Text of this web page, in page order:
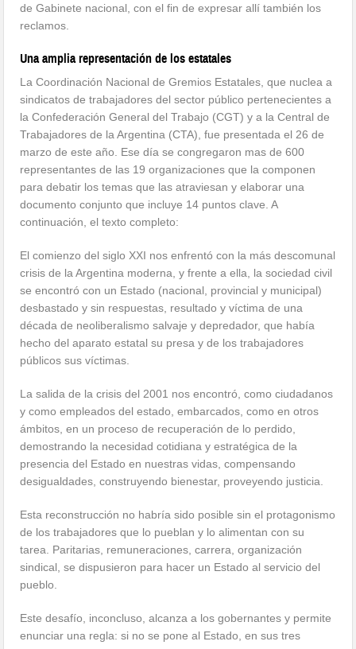
de Gabinete nacional, con el fin de expresar allí también los
reclamos.
Una amplia representación de los estatales
La Coordinación Nacional de Gremios Estatales, que nuclea a
sindicatos de trabajadores del sector público pertenecientes a
la Confederación General del Trabajo (CGT) y a la Central de
Trabajadores de la Argentina (CTA), fue presentada el 26 de
marzo de este año. Ese día se congregaron mas de 600
representantes de las 19 organizaciones que la componen
para debatir los temas que las atraviesan y elaborar una
documento conjunto que incluye 14 puntos clave. A
continuación, el texto completo:
El comienzo del siglo XXI nos enfrentó con la más descomunal
crisis de la Argentina moderna, y frente a ella, la sociedad civil
se encontró con un Estado (nacional, provincial y municipal)
desbastado y sin respuestas, resultado y víctima de una
década de neoliberalismo salvaje y depredador, que había
hecho del aparato estatal su presa y de los trabajadores
públicos sus víctimas.
La salida de la crisis del 2001 nos encontró, como ciudadanos
y como empleados del estado, embarcados, como en otros
ámbitos, en un proceso de recuperación de lo perdido,
demostrando la necesidad cotidiana y estratégica de la
presencia del Estado en nuestras vidas, compensando
desigualdades, construyendo bienestar, proveyendo justicia.
Esta reconstrucción no habría sido posible sin el protagonismo
de los trabajadores que lo pueblan y lo alimentan con su
tarea. Paritarias, remuneraciones, carrera, organización
sindical, se dispusieron para hacer un Estado al servicio del
pueblo.
Este desafío, inconcluso, alcanza a los gobernantes y permite
enunciar una regla: si no se pone al Estado, en sus tres